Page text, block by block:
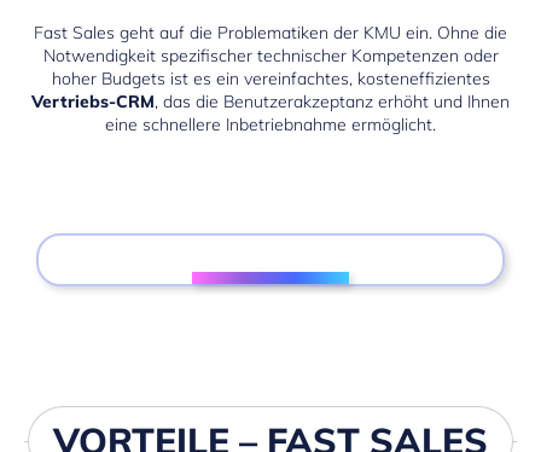
Fast Sales geht auf die Problematiken der KMU ein. Ohne die
Notwendigkeit spezifischer technischer Kompetenzen oder
hoher Budgets ist es ein vereinfachtes, kosteneffizientes
Vertriebs-CRM, das die Benutzerakzeptanz erhöht und Ihnen
eine schnellere Inbetriebnahme ermöglicht.
VORTEILE – FAST SALES